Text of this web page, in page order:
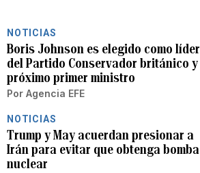
NOTICIAS
Boris Johnson es elegido como líder
del Partido Conservador británico y
próximo primer ministro
Por Agencia EFE
NOTICIAS
Trump y May acuerdan presionar a
Irán para evitar que obtenga bomba
nuclear